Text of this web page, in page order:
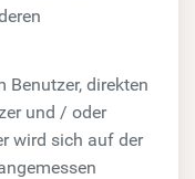
Benutzer, direkten
und / oder
wird sich auf der